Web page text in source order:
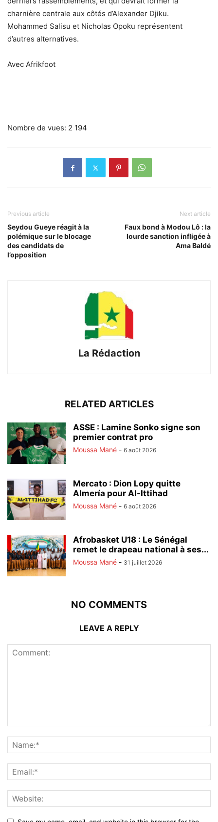
charnière centrale aux côtés d’Alexander Djiku.
Mohammed Salisu et Nicholas Opoku représentent
d’autres alternatives.
Avec Afrikfoot
Nombre de vues: 2 194
Previous article
Seydou Gueye réagit à la
polémique sur le blocage
des candidats de
l’opposition
Next article
Faux bond à Modou Lô : la
lourde sanction infligée à
Ama Baldé
La Rédaction
RELATED ARTICLES
ASSE : Lamine Sonko signe son
premier contrat pro
Moussa Mané - 6 août 2026
Mercato : Dion Lopy quitte
Almería pour Al-Ittihad
Moussa Mané - 6 août 2026
Afrobasket U18 : Le Sénégal
remet le drapeau national à ses...
Moussa Mané - 31 juillet 2026
NO COMMENTS
LEAVE A REPLY